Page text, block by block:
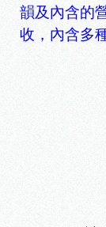
韻及內含的
收，內含多